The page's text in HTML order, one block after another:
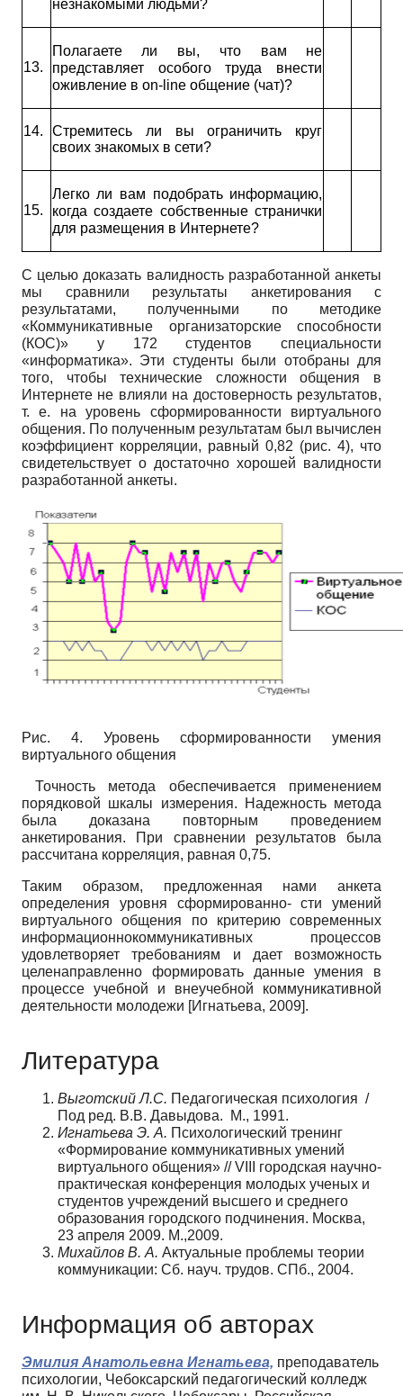
незнакомыми людьми?
13.
Полагаете ли вы, что вам не
представляет особого труда внести
оживление в on-line общение (чат)?
14.
Стремитесь ли вы ограничить круг
своих знакомых в сети?
15.
Легко ли вам подобрать информацию,
когда создаете собственные странички
для размещения в Интернете?
С целью доказать валидность разработанной анкеты
мы сравнили результаты анкетирования с
результатами, полученными по методике
«Коммуникативные организаторские способности
(КОС)» у 172 студентов специальности
«информатика». Эти студенты были отобраны для
того, чтобы технические сложности общения в
Интернете не влияли на достоверность результатов,
т. е. на уровень сформированности виртуального
общения. По полученным результатам был вычислен
коэффициент корреляции, равный 0,82 (рис. 4), что
свидетельствует о достаточно хорошей валидности
разработанной анкеты.
Рис. 4. Уровень сформированности умения
виртуального общения
Точность метода обеспечивается применением
порядковой шкалы измерения. Надежность метода
была доказана повторным проведением
анкетирования. При сравнении результатов была
рассчитана корреляция, равная 0,75.
Таким образом, предложенная нами анкета
определения уровня сформированно- сти умений
виртуального общения по критерию современных
информационно­коммуникативных процессов
удовлетворяет требованиям и дает возможность
целенаправленно формировать данные умения в
процессе учебной и внеучебной коммуникативной
деятельности молодежи [Игнатьева, 2009].
Литература
Выготский Л.С. Педагогическая психология /
Под ред. В.В. Давыдова. М., 1991.
Игнатьева Э. А. Психологический тренинг
«Формирование коммуникативных умений
виртуального общения» // VIII городская научно-
практическая конференция молодых ученых и
студентов учреждений высшего и среднего
образования городского подчинения. Москва,
23 апреля 2009. М.,2009.
Михайлов В. А. Актуальные проблемы теории
коммуникации: Сб. науч. трудов. СПб., 2004.
Информация об авторах
Эмилия Анатольевна Игнатьева, преподаватель
психологии, Чебоксарский педагогический колледж